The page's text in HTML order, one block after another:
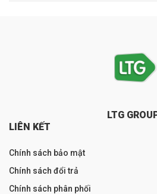
LTG
LIÊN KẾT
Chính sách bảo mật
Chính sách đổi trả
Chính sách phân phối